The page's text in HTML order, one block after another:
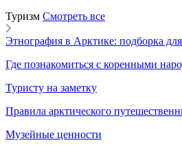
Туризм Смотреть все
Этнография в Арктике: подборка
Где познакомиться с коренными
Туристу на заметку
Правила арктического
Музейные ценности